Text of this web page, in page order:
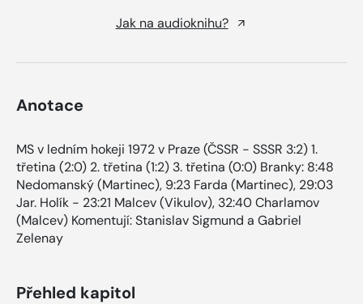
Jak na audioknihu?
Anotace
MS v ledním hokeji 1972 v Praze (ČSSR - SSSR 3:2) 1.
třetina (2:0) 2. třetina (1:2) 3. třetina (0:0) Branky: 8:48
Nedomanský (Martinec), 9:23 Farda (Martinec), 29:03
Jar. Holík - 23:21 Malcev (Vikulov), 32:40 Charlamov
(Malcev) Komentují: Stanislav Sigmund a Gabriel
Zelenay
Přehled kapitol